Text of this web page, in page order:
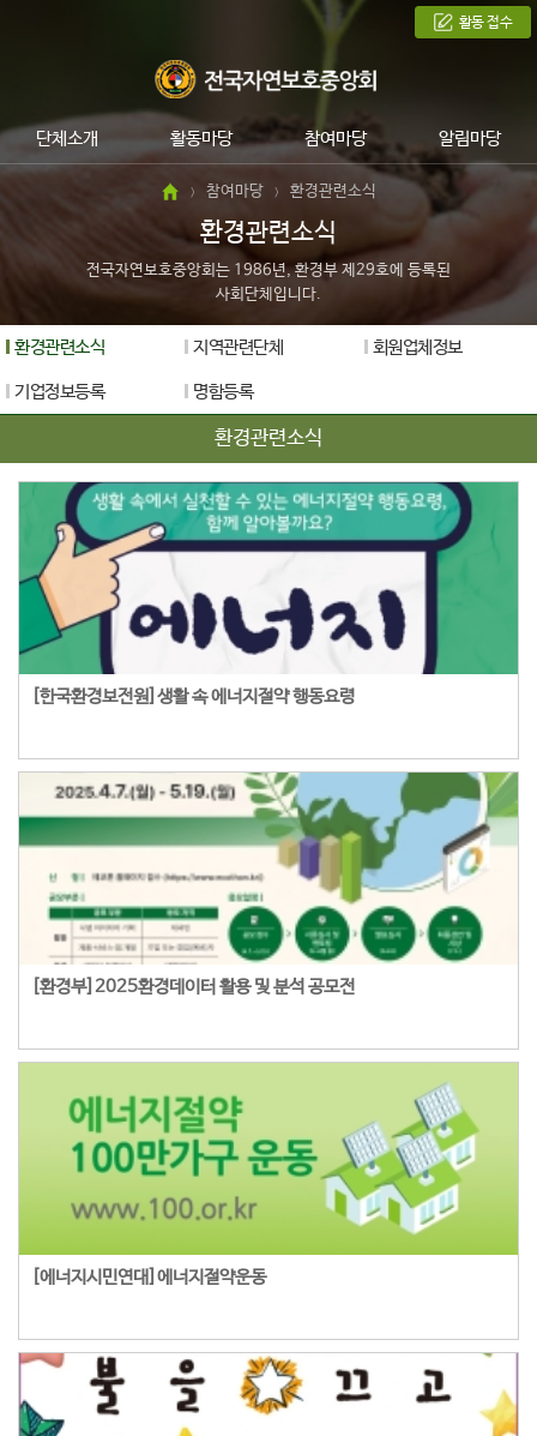
단체소개 활동마당 참여마당 알림마당
활동 접수
> 참여마당 > 환경관련소식
환경관련소식
전국자연보호중앙회는 1986년, 환경부 제29호에 등록된
사회단체입니다.
환경관련소식 지역관련단체 회원업체정보
기업정보등록 명함등록
환경관련소식
[한국환경보전원]생활 속 에너지절약 행동요령
[환경부]2025환경데이터 활용 및 분석 공모전
[에너지시민연대]에너지절약운동